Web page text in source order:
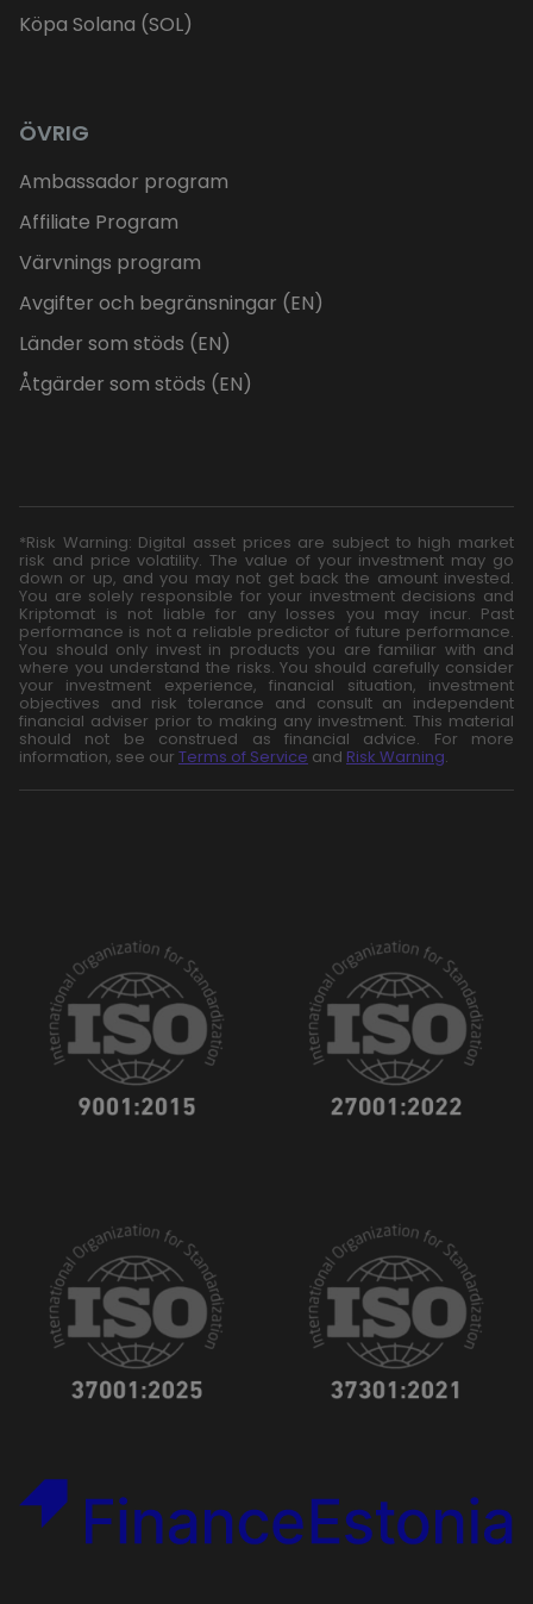
Köpa Solana (SOL)
ÖVRIG
Ambassador program
Affiliate Program
Värvnings program
Avgifter och begränsningar (EN)
Länder som stöds (EN)
Åtgärder som stöds (EN)
*Risk Warning: Digital asset prices are subject to high market
risk and price volatility. The value of your investment may go
down or up, and you may not get back the amount invested.
You are solely responsible for your investment decisions and
Kriptomat is not liable for any losses you may incur. Past
performance is not a reliable predictor of future performance.
You should only invest in products you are familiar with and
where you understand the risks. You should carefully consider
your investment experience, financial situation, investment
objectives and risk tolerance and consult an independent
financial adviser prior to making any investment. This material
should not be construed as financial advice. For more
information, see our Terms of Service and Risk Warning.